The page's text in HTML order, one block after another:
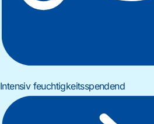
Intensiv feuchtigkeitsspendend